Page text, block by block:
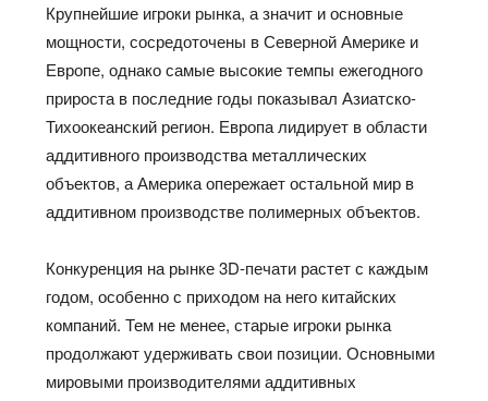
Крупнейшие игроки рынка, а значит и основные
мощности, сосредоточены в Северной Америке и
Европе, однако самые высокие темпы ежегодного
прироста в последние годы показывал Азиатско-
Тихоокеанский регион. Европа лидирует в области
аддитивного производства металлических
объектов, а Америка опережает остальной мир в
аддитивном производстве полимерных объектов.
Конкуренция на рынке 3D-печати растет с каждым
годом, особенно с приходом на него китайских
компаний. Тем не менее, старые игроки рынка
продолжают удерживать свои позиции. Основными
мировыми производителями аддитивных